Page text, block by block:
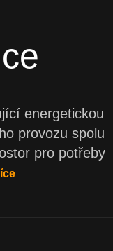
energetickou
provozu spolu
pro potřeby